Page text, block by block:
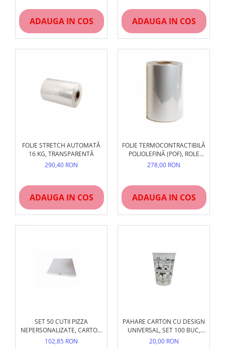
ADAUGA IN COS ADAUGA IN COS
FOLIE STRETCH AUTOMATĂ
16 KG, TRANSPARENTĂ
290,40 RON
ADAUGA IN COS
FOLIE TERMOCONTRACTIBILĂ
POLIOLEFINĂ (POF), ROLE
DIVERSE LĂȚIMI ȘI GROSIMI
(15/19 MICRONI)
278,00 RON
ADAUGA IN COS
SET 50 CUTII PIZZA
NEPERSONALIZATE, CARTON
MICRO-ONDUL, ALB/NATUR
102,85 RON
PAHARE CARTON CU DESIGN
UNIVERSAL, SET 100 BUC,
DIVERSE MĂRIMI
20,00 RON